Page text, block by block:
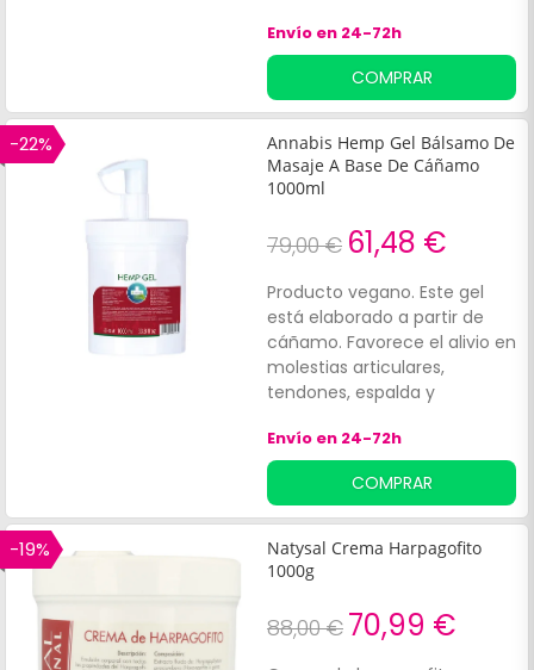
piel para facilitar el alivio de
dolor y la hinchazón. La
formulación de este bálsamo
está enriquecida con
extracto vegetal de árnica,
favorece que un suave
masaje pueda
afectada.
Envío en 24-72h
COMPRAR
-22%
Annabis Hemp Gel Bálsamo De
Masaje A Base De Cáñamo
1000ml
79,00 € 61,48 €
Producto vegano. Este gel
está elaborado a partir de
cáñamo. Favorece el alivio en
molestias articulares,
tendones, espalda y
ayudando a disminuir la
inflamación de la zona
afectada.
Envío en 24-72h
COMPRAR
-19%
Natysal Crema Harpagofito
1000g
88,00 € 70,99 €